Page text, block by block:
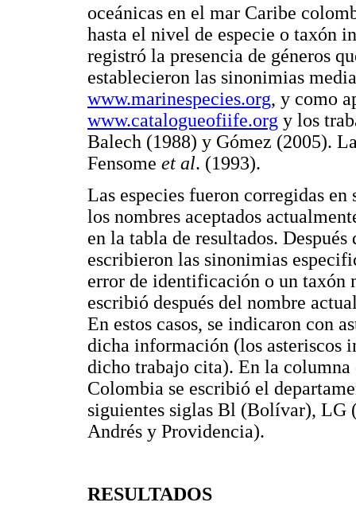
oceánicas en el mar Caribe
hasta el nivel de especie o taxón
registró la presencia de géneros
establecieron las sinonimias
www.marinespecies.org, y como
www.catalogueofiife.org y los
Balech (1988) y Gómez (2005).
Fensome et al. (1993).
Las especies fueron corregidas
los nombres aceptados
en la tabla de resultados.
escribieron las sinonimias
error de identificación o un taxón
escribió después del nombre
En estos casos, se indicaron con
dicha información (los asteriscos
dicho trabajo cita). En la
Colombia se escribió el
siguientes siglas Bl (Bolívar), LG
Andrés y Providencia).
RESULTADOS